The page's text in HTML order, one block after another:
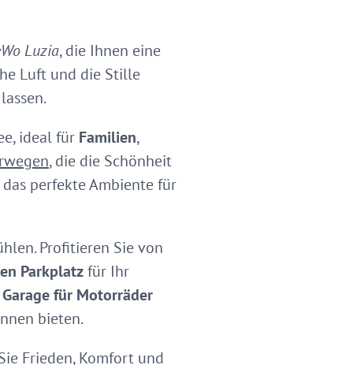
Luzia, die Ihnen eine
Luft und die Stille
ideal für Familien,
, die die Schönheit
perfekte Ambiente für
Profitieren Sie von
Parkplatzfür Ihr
Garage für Motorräder
bieten.
Frieden, Komfort und